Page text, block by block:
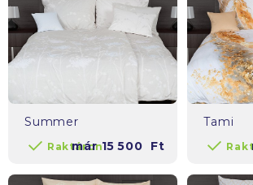
Summer
Raktáron
már15 500 Ft
Tami